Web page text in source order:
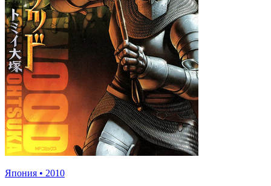
Япония • 2010